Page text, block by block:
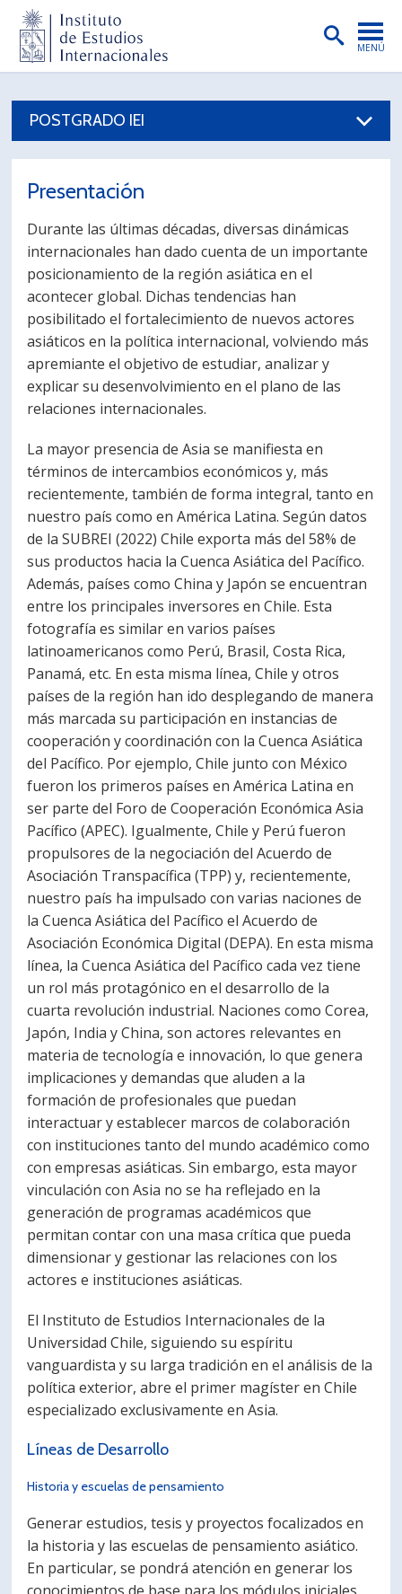
MENÚ
INVESTIGACIÓN
EXTENSIÓN
PUBLICACIONES
BIBLIOTECA
ENGLISH
Postulantes
Estudiantes
Académicos
Egresados
POSTGRADO IEI
Presentación
Durante las últimas décadas, diversas dinámicas
internacionales han dado cuenta de un importante
posicionamiento de la región asiática en el
acontecer global. Dichas tendencias han
posibilitado el fortalecimiento de nuevos actores
asiáticos en la política internacional, volviendo más
apremiante el objetivo de estudiar, analizar y
explicar su desenvolvimiento en el plano de las
relaciones internacionales.
La mayor presencia de Asia se manifiesta en
términos de intercambios económicos y, más
recientemente, también de forma integral, tanto en
nuestro país como en América Latina. Según datos
de la SUBREI (2022) Chile exporta más del 58% de
sus productos hacia la Cuenca Asiática del Pacífico.
Además, países como China y Japón se encuentran
entre los principales inversores en Chile. Esta
fotografía es similar en varios países
latinoamericanos como Perú, Brasil, Costa Rica,
Panamá, etc. En esta misma línea, Chile y otros
países de la región han ido desplegando de manera
más marcada su participación en instancias de
cooperación y coordinación con la Cuenca Asiática
del Pacífico. Por ejemplo, Chile junto con México
fueron los primeros países en América Latina en
ser parte del Foro de Cooperación Económica Asia
Pacífico (APEC). Igualmente, Chile y Perú fueron
propulsores de la negociación del Acuerdo de
Asociación Transpacífica (TPP) y, recientemente,
nuestro país ha impulsado con varias naciones de
la Cuenca Asiática del Pacífico el Acuerdo de
Asociación Económica Digital (DEPA). En esta misma
línea, la Cuenca Asiática del Pacífico cada vez tiene
un rol más protagónico en el desarrollo de la
cuarta revolución industrial. Naciones como Corea,
Japón, India y China, son actores relevantes en
materia de tecnología e innovación, lo que genera
implicaciones y demandas que aluden a la
formación de profesionales que puedan
interactuar y establecer marcos de colaboración
con instituciones tanto del mundo académico como
con empresas asiáticas. Sin embargo, esta mayor
vinculación con Asia no se ha reflejado en la
generación de programas académicos que
permitan contar con una masa crítica que pueda
dimensionar y gestionar las relaciones con los
actores e instituciones asiáticas.
El Instituto de Estudios Internacionales de la
Universidad Chile, siguiendo su espíritu
vanguardista y su larga tradición en el análisis de la
política exterior, abre el primer magíster en Chile
especializado exclusivamente en Asia.
Líneas de Desarrollo
Historia y escuelas de pensamiento
Generar estudios, tesis y proyectos focalizados en
la historia y las escuelas de pensamiento asiático.
En particular, se pondrá atención en generar los